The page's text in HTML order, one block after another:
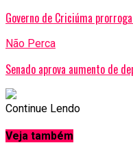
Governo de Criciúma
Não Perca
Senado aprova aumento de
Continue Lendo
Veja também